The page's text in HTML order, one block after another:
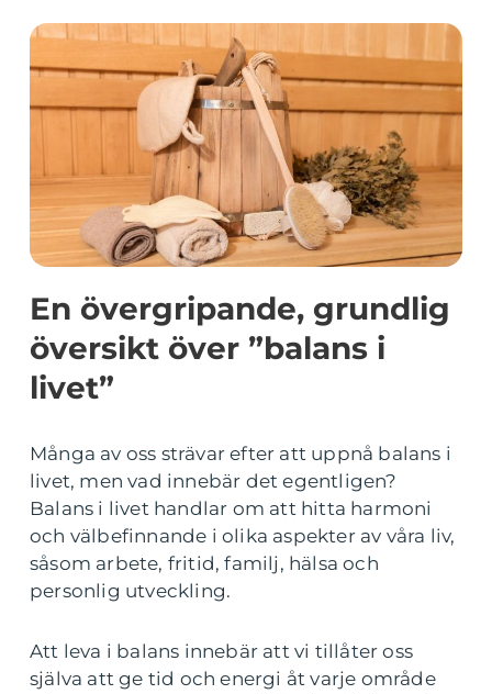
En övergripande, grundlig
översikt över ”balans i
livet”
Många av oss strävar efter att uppnå balans i
livet, men vad innebär det egentligen?
Balans i livet handlar om att hitta harmoni
och välbefinnande i olika aspekter av våra liv,
såsom arbete, fritid, familj, hälsa och
personlig utveckling.
Att leva i balans innebär att vi tillåter oss
själva att ge tid och energi åt varje område